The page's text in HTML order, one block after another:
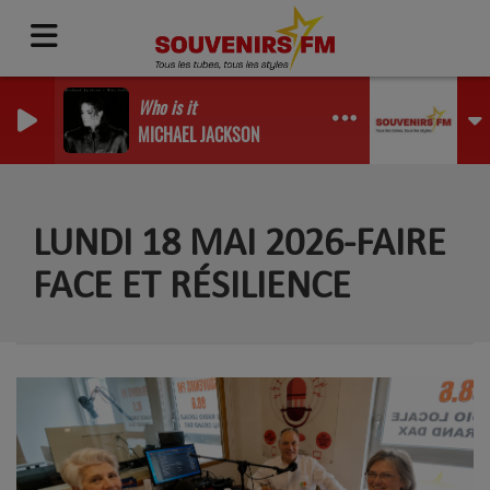
Who is it
MICHAEL JACKSON
LUNDI 18 MAI 2026-FAIRE
FACE ET RÉSILIENCE